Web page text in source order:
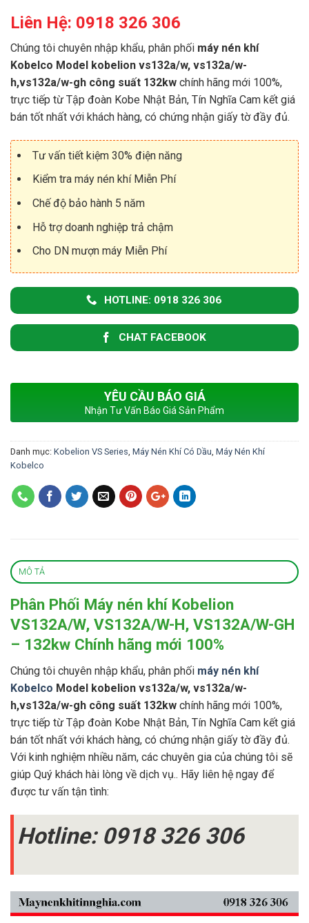
Liên Hệ: 0918 326 306
Chúng tôi chuyên nhập khẩu, phân phối máy nén khí
Kobelco Model kobelion vs132a/w, vs132a/w-
h,vs132a/w-gh công suất 132kw chính hãng mới 100%,
trực tiếp từ Tập đoàn Kobe Nhật Bản, Tín Nghĩa Cam kết giá
bán tốt nhất với khách hàng, có chứng nhận giấy tờ đầy đủ.
Tư vấn tiết kiệm 30% điện năng
Kiểm tra máy nén khí Miễn Phí
Chế độ bảo hành 5 năm
Hỗ trợ doanh nghiệp trả chậm
Cho DN mượn máy Miễn Phí
HOTLINE: 0918 326 306
CHAT FACEBOOK
YÊU CẦU BÁO GIÁ
Nhận Tư Vấn Báo Giá Sản Phẩm
Danh mục: Kobelion VS Series Máy Nén Khí Có Dầu Máy Nén Khí
Kobelco
MÔ TẢ
Phân Phối Máy nén khí Kobelion
VS132A/W, VS132A/W-H, VS132A/W-GH
– 132kw Chính hãng mới 100%
Chúng tôi chuyên nhập khẩu, phân phối máy nén khí
Kobelco Model kobelion vs132a/w, vs132a/w-
h,vs132a/w-gh công suất 132kw chính hãng mới 100%,
trực tiếp từ Tập đoàn Kobe Nhật Bản, Tín Nghĩa Cam kết giá
bán tốt nhất với khách hàng, có chứng nhận giấy tờ đầy đủ.
Với kinh nghiệm nhiều năm, các chuyên gia của chúng tôi sẽ
giúp Quý khách hài lòng về dịch vụ.. Hãy liên hệ ngay để
được tư vấn tận tình:
Hotline: 0918 326 306